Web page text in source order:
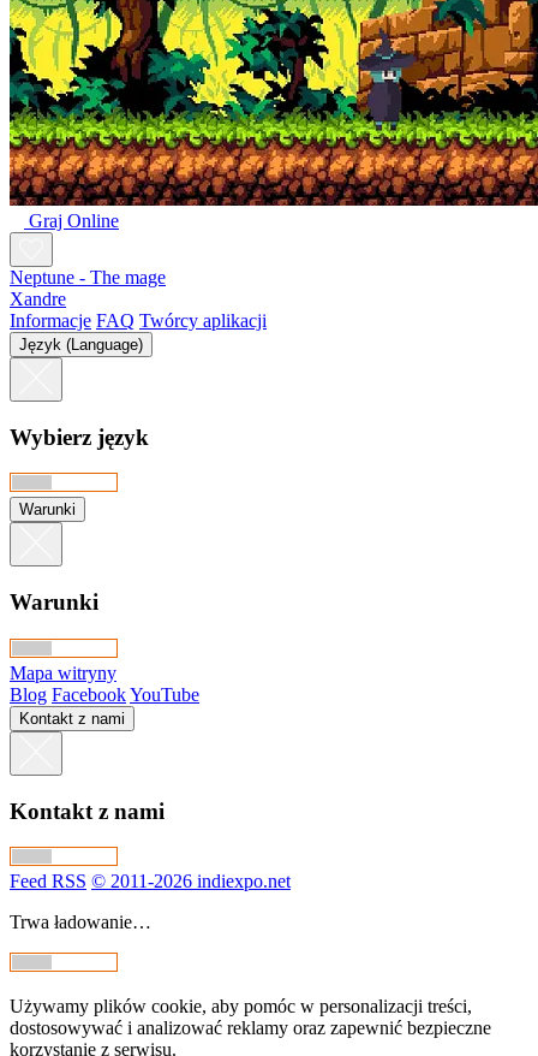
Graj Online
Neptune - The mage
Xandre
Informacje FAQ Twórcy aplikacji
Język (Language)
Wybierz język
Warunki
Warunki
Mapa witryny
Blog FacebookYouTube
Kontakt z nami
Kontakt z nami
Feed RSS © 2011-2026 indiexpo.net
Trwa ładowanie…
Używamy plików cookie, aby pomóc w personalizacji treści,
dostosowywać i analizować reklamy oraz zapewnić bezpieczne
korzystanie z serwisu.